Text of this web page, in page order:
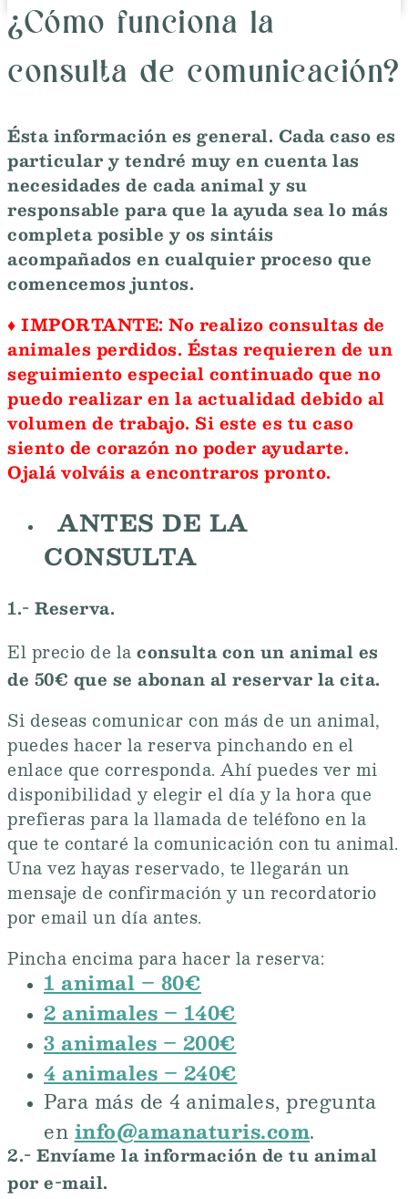
¿Cómo funciona la
consulta de comunicación?
Ésta información es general. Cada caso es
particular y tendré muy en cuenta las
necesidades de cada animal y su
responsable para que la ayuda sea lo más
completa posible y os sintáis
acompañados en cualquier proceso que
comencemos juntos.
♦IMPORTANTE: No realizo consultas de
animales perdidos. Éstas requieren de un
seguimiento especial continuado que no
puedo realizar en la actualidad debido al
volumen de trabajo. Si este es tu caso
siento de corazón no poder ayudarte.
Ojalá volváis a encontraros pronto.
ANTES DE LA
CONSULTA
1.- Reserva.
El precio de la consulta con un animal es
de 50€ que se abonan al reservar la cita.
Si deseas comunicar con más de un animal,
puedes hacer la reserva pinchando en el
enlace que corresponda. Ahí puedes ver mi
disponibilidad y elegir el día y la hora que
prefieras para la llamada de teléfono en la
que te contaré la comunicación con tu animal.
Una vez hayas reservado, te llegarán un
mensaje de confirmación y un recordatorio
por email un día antes.
Pincha encima para hacer la reserva:
1 animal – 80€
2 animales – 140€
3 animales – 200€
4 animales – 240€
Para más de 4 animales, pregunta
en info@amanaturis.com.
2.- Envíame la información de tu animal
por e-mail.